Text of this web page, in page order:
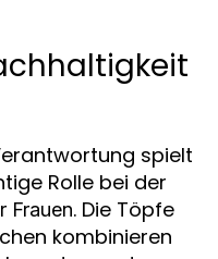
spielt
Rolle bei der
Frauen. Die Töpfe
kombinieren